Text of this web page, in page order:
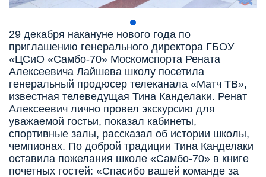
29 декабря накануне нового года по
приглашению генерального директора ГБОУ
«ЦСиО «Самбо-70» Москомспорта Рената
Алексеевича Лайшева школу посетила
генеральный продюсер телеканала «Матч ТВ»,
известная телеведущая Тина Канделаки. Ренат
Алексеевич лично провел экскурсию для
уважаемой гостьи, показал кабинеты,
спортивные залы, рассказал об истории школы,
чемпионах. По доброй традиции Тина Канделаки
оставила пожелания школе «Самбо-70» в книге
почетных гостей: «Спасибо вашей команде за